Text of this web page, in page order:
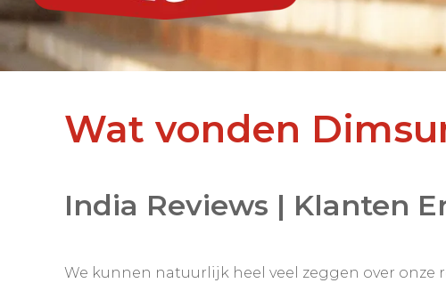
Wat vonden
India Reviews | Klanten
We kunnen natuurlijk heel veel zeggen over onze